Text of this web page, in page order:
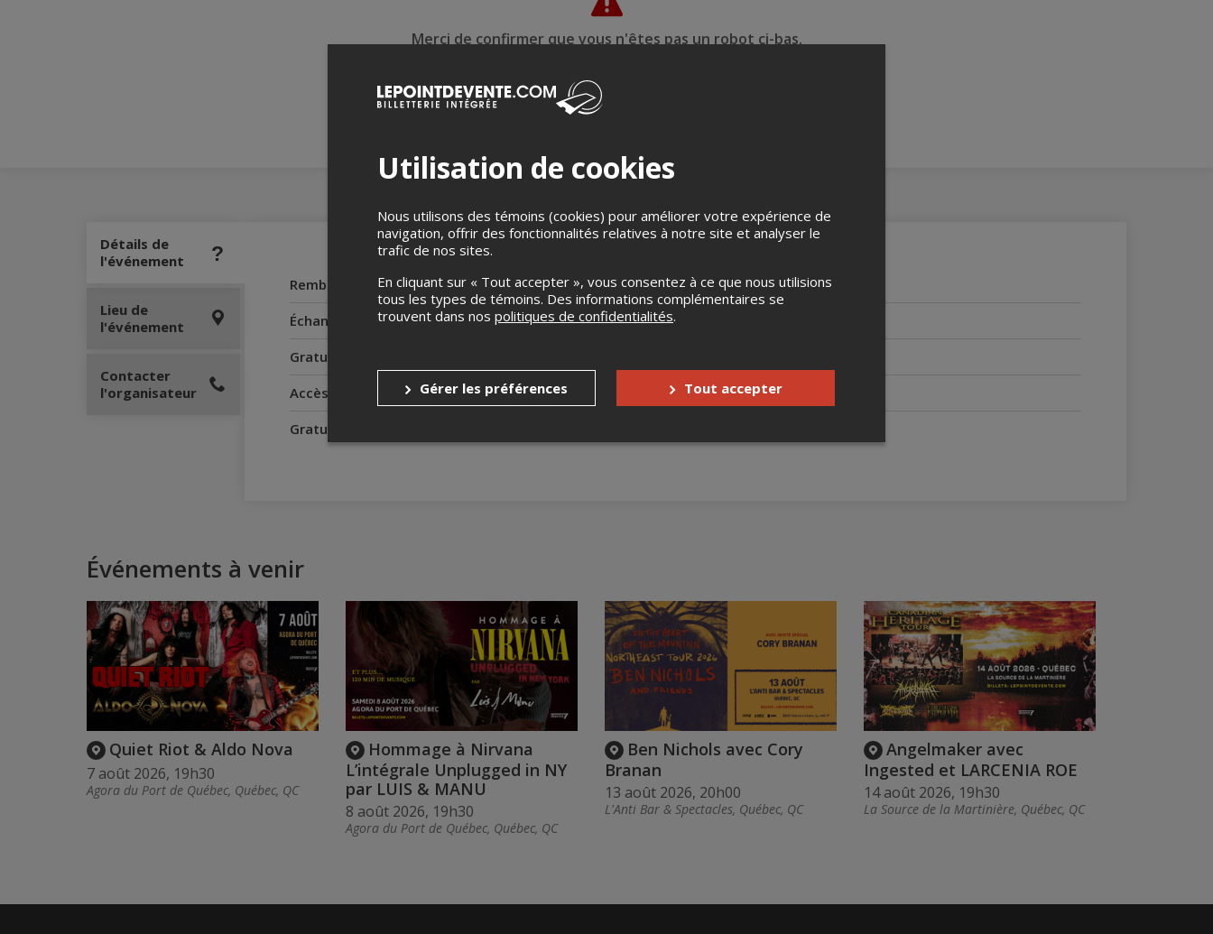
Merci de confirmer que vous n'êtes pas un robot ci-bas.
Détails de
l'événement
Remboursements
Aucun remboursement
Échanges
Aucun échange
Gratuité pour les enfants
Accès pour personnes à mobilité réduite
Gratuité pour l'accompagnateur
Lieu de
l'événement
Contacter
l'organisateur
Événements à venir
Quiet Riot & Aldo Nova
7 août 2026, 19h30
Agora du Port de Québec, Québec, QC
Hommage à Nirvana
L’intégrale Unplugged in NY
par LUIS & MANU
8 août 2026, 19h30
Agora du Port de Québec, Québec, QC
Ben Nichols avec Cory
Branan
13 août 2026, 20h00
L'Anti Bar & Spectacles, Québec, QC
Angelmaker avec
Ingested et LARCENIA ROE
14 août 2026, 19h30
La Source de la Martinière, Québec, QC
Utilisation de cookies
Nous utilisons des témoins (cookies) pour améliorer votre expérience de
navigation, offrir des fonctionnalités relatives à notre site et analyser le
trafic de nos sites.
En cliquant sur « Tout accepter », vous consentez à ce que nous utilisions
tous les types de témoins. Des informations complémentaires se
trouvent dans nos politiques de confidentialités.
Gérer les préférences Tout accepter